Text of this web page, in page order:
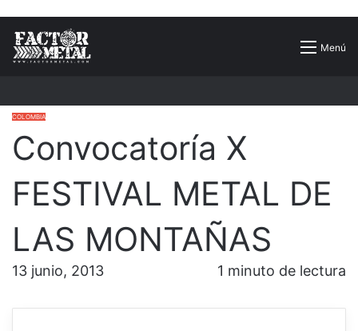
Menú
Buscar
COLOMBIA
Convocatoría X
FESTIVAL METAL DE
LAS MONTAÑAS
13 junio, 2013 1 minuto de lectura